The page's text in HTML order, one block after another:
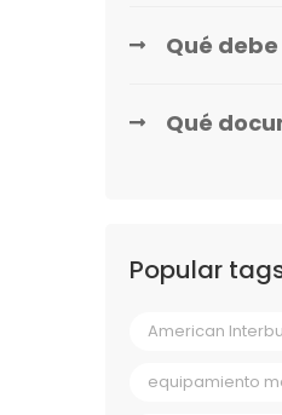
Qué
Qué
Popular
American
equipamiento